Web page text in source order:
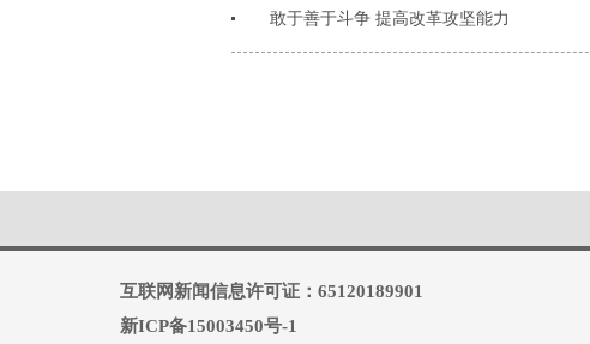
敢于善于斗争 提高改革攻坚能力
互联网新闻信息许可证：65120189901
新ICP备15003450号-1